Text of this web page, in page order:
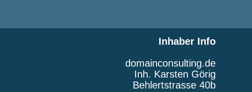
Inhaber Info
domainconsulting.de
Inh. Karsten Görig
Behlertstrasse 40b